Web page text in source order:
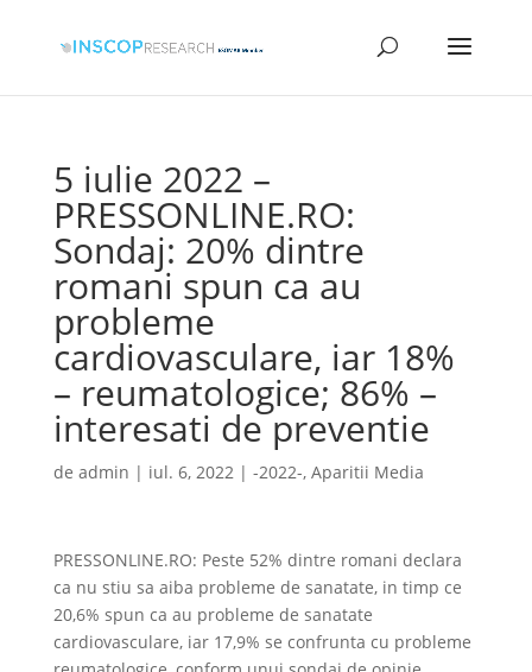
5 iulie 2022 –
PRESSONLINE.RO:
Sondaj: 20% dintre
romani spun ca au
probleme
cardiovasculare, iar 18%
– reumatologice; 86% –
interesati de preventie
de admin | iul. 6, 2022| -2022-, Aparitii Media
PRESSONLINE.RO: Peste 52% dintre romani declara
ca nu stiu sa aiba probleme de sanatate, in timp ce
20,6% spun ca au probleme de sanatate
cardiovasculare, iar 17,9% se confrunta cu probleme